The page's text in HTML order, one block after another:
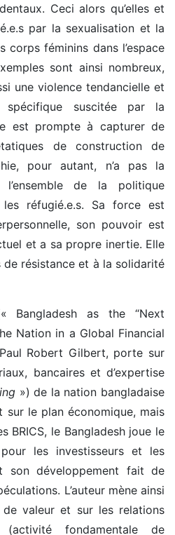
Ceci alors qu’elles et
par la sexualisation et la
corps féminins dans l’espace
sont ainsi nombreux,
une violence tendancielle et
spécifique suscitée par la
est prompte à capturer de
de construction de
pour autant, n’a pas la
de la politique
les réfugié.e.s. Sa force est
son pouvoir est
et a sa propre inertie. Elle
résistance et à la solidarité
Bangladesh as the “Next
Nation in a Global Financial
Robert Gilbert, porte sur
bancaires et d’expertise
») de la nation bangladaise
sur le plan économique, mais
BRICS, le Bangladesh joue le
les investisseurs et les
son développement fait de
L’auteur mène ainsi
de valeur et sur les relations
fondamentale de